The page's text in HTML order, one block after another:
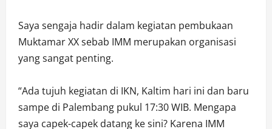
Saya sengaja hadir dalam kegiatan pembukaan
Muktamar XX sebab IMM merupakan organisasi
yang sangat penting.
“Ada tujuh kegiatan di IKN, Kaltim hari ini dan baru
sampe di Palembang pukul 17:30 WIB. Mengapa
saya capek-capek datang ke sini? Karena IMM